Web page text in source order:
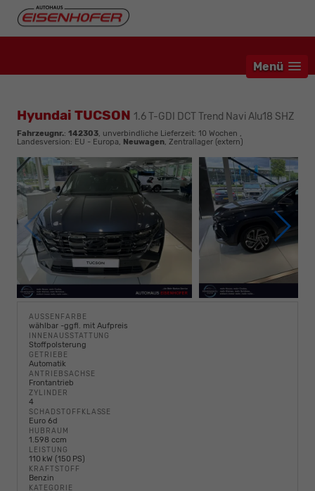
Menü
Hyundai TUCSON 1.6 T-GDI DCT Trend Navi Alu18 SHZ
Fahrzeugnr.: 142303, unverbindliche Lieferzeit: 10 Wochen ,
Landesversion: EU - Europa, Neuwagen, Zentrallager (extern)
AUSSENFARBE
wählbar -ggfl. mit Aufpreis
INNENAUSSTATTUNG
Stoffpolsterung
GETRIEBE
Automatik
ANTRIEBSACHSE
Frontantrieb
ZYLINDER
4
SCHADSTOFFKLASSE
Euro 6d
HUBRAUM
1.598 ccm
LEISTUNG
110 kW (150 PS)
KRAFTSTOFF
Benzin
KATEGORIE